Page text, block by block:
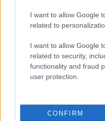
I want to allow Google
related to
I want to allow Google
related to security,
functionality and fraud
user protection.
CONFIRM
Amire
Gazdaság